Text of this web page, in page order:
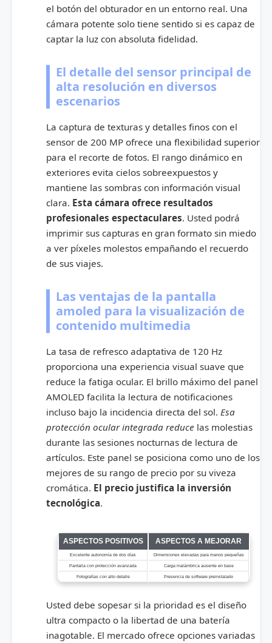
el botón del obturador en un entorno real. Una
cámara potente solo tiene sentido si es capaz de
captar la luz con absoluta fidelidad.
El detalle del sensor principal de
alta resolución en diversos
escenarios
La captura de texturas y detalles finos con el
sensor de 200 MP ofrece una flexibilidad superior
para el recorte de fotos. El rango dinámico en
exteriores evita cielos sobreexpuestos y
mantiene las sombras con información visual
clara. Esta cámara ofrece resultados
profesionales espectaculares. Usted podrá
imprimir sus capturas en gran formato sin miedo
a ver píxeles molestos empañando el recuerdo
de sus viajes.
Las ventajas de la pantalla
amoled para la visualización de
contenido multimedia
La tasa de refresco adaptativa de 120 Hz
proporciona una experiencia visual suave que
reduce la fatiga ocular. El brillo máximo del panel
AMOLED facilita la lectura de notificaciones
incluso bajo la incidencia directa del sol. Esa
protección ocular integrada reduce las molestias
durante las sesiones nocturnas de lectura de
artículos. Este panel se posiciona como uno de los
mejores de su rango de precio por su viveza
cromática. El precio justifica la inversión
tecnológica.
ASPECTOS POSITIVOS ASPECTOS A MEJORAR
Excelente autonomía de dos días Dimensiones elevadas para manos pequeñas
Pantalla con protección avanzada Carga inalámbrica ausente en base
Fotografías con alto detalle Presencia de software preinstalado
Usted debe sopesar si la prioridad es el diseño
ultra compacto o la libertad de una batería
inagotable. El mercado ofrece opciones variadas